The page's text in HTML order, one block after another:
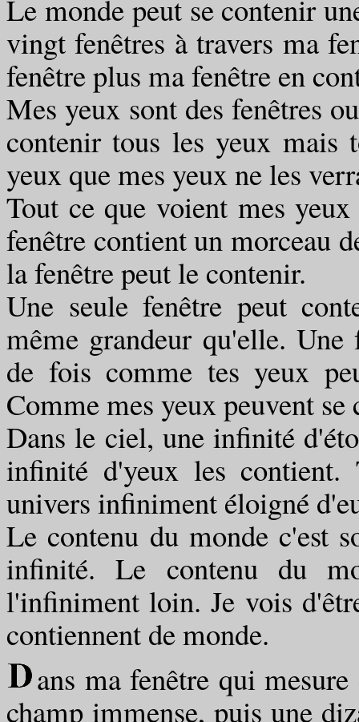
Le monde peut se contenir
vingt fenêtres à travers ma
fenêtre plus ma fenêtre en
Mes yeux sont des fenêtres
contenir tous les yeux mais
yeux que mes yeux ne les
Tout ce que voient mes
fenêtre contient un morceau
la fenêtre peut le contenir.
Une seule fenêtre peut
même grandeur qu'elle.
de fois comme tes yeux
Comme mes yeux peuvent
Dans le ciel, une infinité
infinité d'yeux les contient.
univers infiniment éloigné
Le contenu du monde c'est
infinité. Le contenu du
l'infiniment loin. Je vois
contiennent de monde.
ans ma fenêtre qui
champ immense, puis une